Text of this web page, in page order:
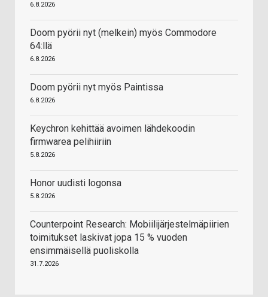
6.8.2026
Doom pyörii nyt (melkein) myös Commodore
64:llä
6.8.2026
Doom pyörii nyt myös Paintissa
6.8.2026
Keychron kehittää avoimen lähdekoodin
firmwarea pelihiiriin
5.8.2026
Honor uudisti logonsa
5.8.2026
Counterpoint Research: Mobiilijärjestelmäpiirien
toimitukset laskivat jopa 15 % vuoden
ensimmäisellä puoliskolla
31.7.2026